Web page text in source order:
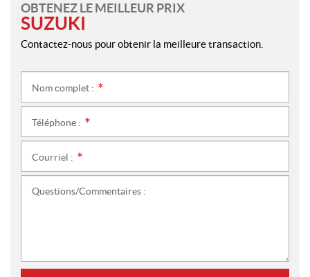
OBTENEZ LE MEILLEUR PRIX
SUZUKI
Contactez-nous pour obtenir la meilleure transaction.
Nom complet :
Téléphone :
Courriel :
Questions/Commentaires :